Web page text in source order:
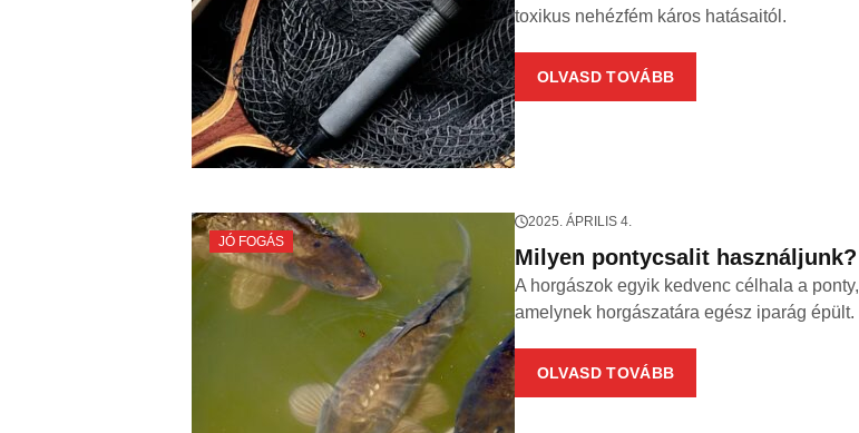
toxikus nehézfém káros hatásaitól.
OLVASD TOVÁBB
JÓ FOGÁS
2025. ÁPRILIS 4.
Milyen pontycsalit használjunk?
A horgászok egyik kedvenc célhala a ponty,
amelynek horgászatára egész iparág épült.
OLVASD TOVÁBB